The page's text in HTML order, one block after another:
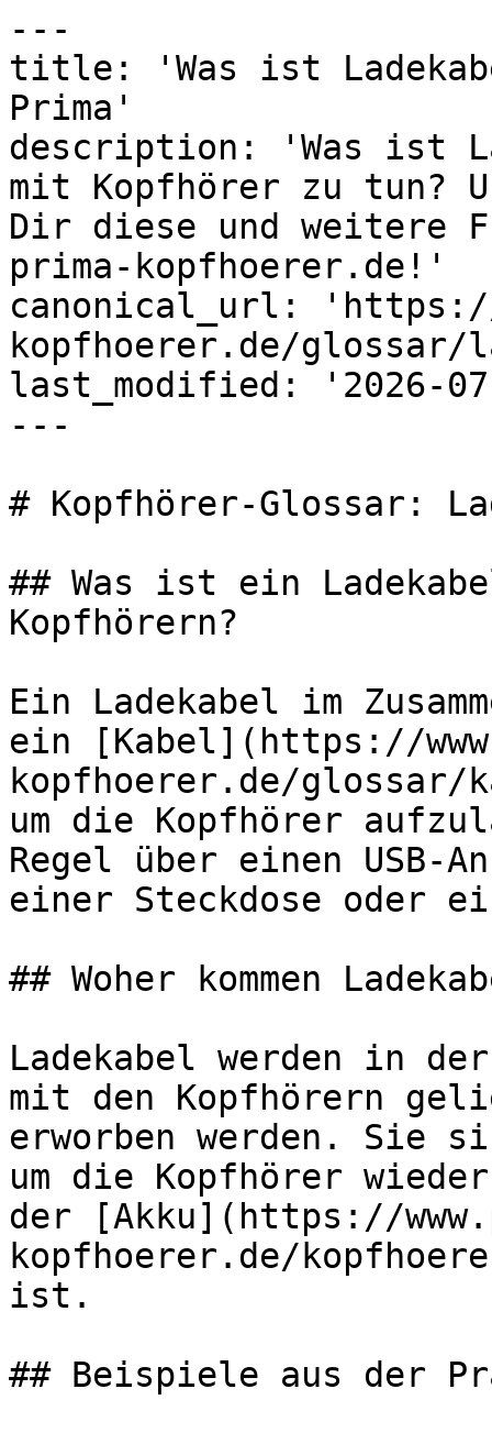
---
title: 'Was ist
Prima'
description: 'Was ist
mit Kopfhörer zu tun?
Dir diese und weitere
prima-kopfhoerer.de!'
canonical_url: 'https://
kopfhoerer.de/glossar/
last_modified: '2026-
---
# Kopfhörer-Glossar:
## Was ist ein
Kopfhörern?
Ein Ladekabel im
ein [Kabel](https://
kopfhoerer.de/glossar/
um die Kopfhörer
Regel über einen USB-
einer Steckdose oder
## Woher kommen
Ladekabel werden in der
mit den Kopfhörern
erworben werden. Sie
um die Kopfhörer
der [Akku](https://
kopfhoerer.de/
ist.
## Beispiele aus der